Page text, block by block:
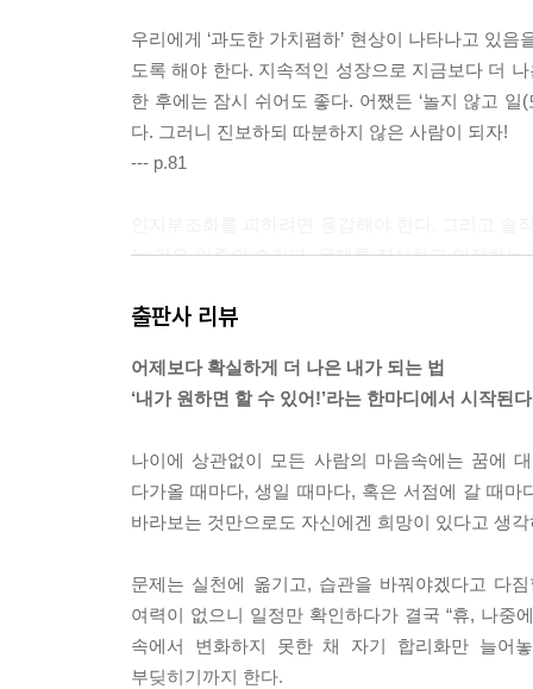
우리에게 ‘과도한 가치폄하’ 현상이 나타나고 있
도록 해야 한다. 지속적인 성장으로 지금보다 더
한 후에는 잠시 쉬어도 좋다. 어쨌든 ‘놀지 않고
다. 그러니 진보하되 따분하지 않은 사람이 되자!
--- p.81
는 것은 일종의 슬기다. 문제를 직시하고 인정하
--- p.163
어쩌면 ‘다 함께 홀로’가 주는 고통을 해결할 방
을 묻고, 자신의 근황도 공유하여 서로 간의 비밀
--- p.206
심호흡 연습법은 간단하다. 천천히 숨을 들이마
들 때는 잠시 조용한 곳을 찾아 심호흡으로 마음을
--- p.272
출판사 리뷰
어제보다 확실하게 더 나은 내가 되는 법
‘내가 원하면 할 수 있어!’라는 한마디에서 시작된다
나이에 상관없이 모든 사람의 마음속에는 꿈에
다가올 때마다, 생일 때마다, 혹은 서점에 갈 때
바라보는 것만으로도 자신에겐 희망이 있다고 생
문제는 실천에 옮기고, 습관을 바꿔야겠다고 다
여력이 없으니 일정만 확인하다가 결국 “휴, 나중
속에서 변화하지 못한 채 자기 합리화만 늘어
부딪히기까지 한다.